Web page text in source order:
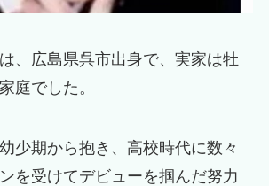
、広島県呉市出身で、実家は牡
庭でした。
少期から抱き、高校時代に数々
を受けてデビューを掴んだ努力